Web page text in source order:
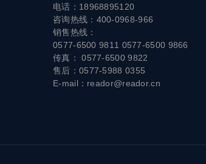
电话：18968895120
咨询热线：400-0968-966
销售热线：
0577-6500 9811 0577-6500 9866
传真： 0577-6500 9822
售后：0577-5988 0355
E-mail：reador@reador.cn